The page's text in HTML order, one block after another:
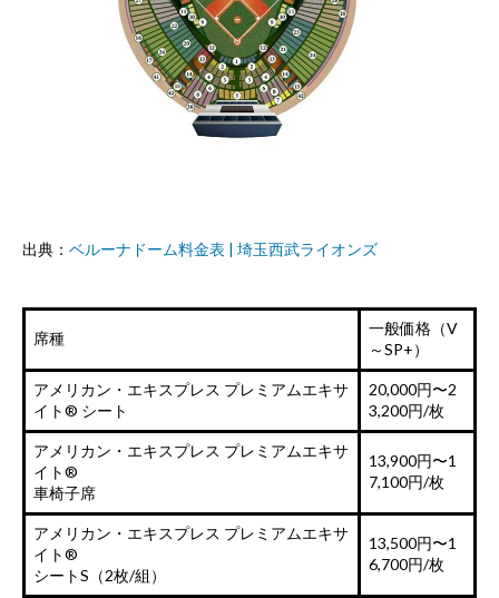
出典： ベルーナドーム料金表 | 埼玉西武ライオンズ
席種
一般価格（V
～SP+）
アメリカン・エキスプレス プレミアムエキサ
イト® シート
20,000円〜2
3,200円/枚
アメリカン・エキスプレス プレミアムエキサ
イト®
車椅子席
13,900円〜1
7,100円/枚
アメリカン・エキスプレス プレミアムエキサ
イト®
シートS（2枚/組）
13,500円〜1
6,700円/枚